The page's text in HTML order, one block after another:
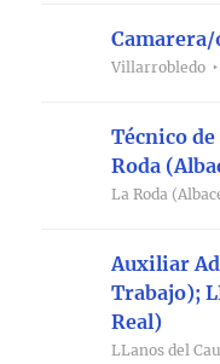
Villarrobledo
Técnico
Roda
La Roda
Auxiliar
Trabajo);
Real)
LLanos del